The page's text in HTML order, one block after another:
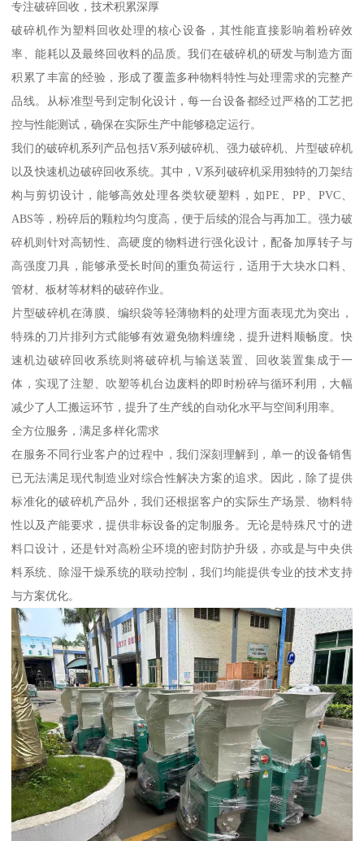
专注破碎回收，技术积累深厚
破碎机作为塑料回收处理的核心设备，其性能直接影响着粉碎效
率、能耗以及最终回收料的品质。我们在破碎机的研发与制造方面
积累了丰富的经验，形成了覆盖多种物料特性与处理需求的完整产
品线。从标准型号到定制化设计，每一台设备都经过严格的工艺把
控与性能测试，确保在实际生产中能够稳定运行。
我们的破碎机系列产品包括V系列破碎机、强力破碎机、片型破碎机
以及快速机边破碎回收系统。其中，V系列破碎机采用独特的刀架结
构与剪切设计，能够高效处理各类软硬塑料，如PE、PP、PVC、
ABS等，粉碎后的颗粒均匀度高，便于后续的混合与再加工。强力破
碎机则针对高韧性、高硬度的物料进行强化设计，配备加厚转子与
高强度刀具，能够承受长时间的重负荷运行，适用于大块水口料、
管材、板材等材料的破碎作业。
片型破碎机在薄膜、编织袋等轻薄物料的处理方面表现尤为突出，
特殊的刀片排列方式能够有效避免物料缠绕，提升进料顺畅度。快
速机边破碎回收系统则将破碎机与输送装置、回收装置集成于一
体，实现了注塑、吹塑等机台边废料的即时粉碎与循环利用，大幅
减少了人工搬运环节，提升了生产线的自动化水平与空间利用率。
全方位服务，满足多样化需求
在服务不同行业客户的过程中，我们深刻理解到，单一的设备销售
已无法满足现代制造业对综合性解决方案的追求。因此，除了提供
标准化的破碎机产品外，我们还根据客户的实际生产场景、物料特
性以及产能要求，提供非标设备的定制服务。无论是特殊尺寸的进
料口设计，还是针对高粉尘环境的密封防护升级，亦或是与中央供
料系统、除湿干燥系统的联动控制，我们均能提供专业的技术支持
与方案优化。